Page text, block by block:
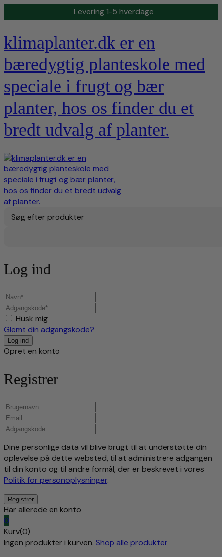
Levering 1-5 hverdage
klimaplanter.dk er en
bæredygtig planteskole med
speciale i frugt og bær
planter, hos os finder du et
bredt udvalg af planter.
Søg efter produkter
Log ind
Husk mig
Glemt din adgangskode?
Opret en konto
Registrer
Dine personlige data vil blive brugt til at understøtte din
oplevelse på dette websted, til at administrere adgangen
til din konto og til andre formål, der er beskrevet i vores
Politik for personoplysninger.
Har allerede en konto
0
Kurv(0)
Ingen produkter i kurven. Shop alle produkter